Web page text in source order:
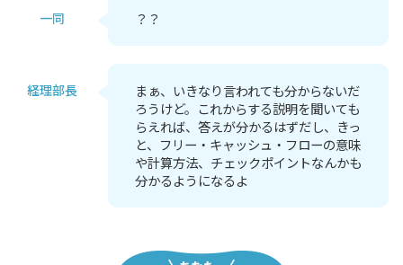
一同 ？？
経理部長
まぁ、いきなり言われても分からないだ
ろうけど。これからする説明を聞いても
らえれば、答えが分かるはずだし、きっ
と、フリー・キャッシュ・フローの意味
や計算方法、チェックポイントなんかも
分かるようになるよ